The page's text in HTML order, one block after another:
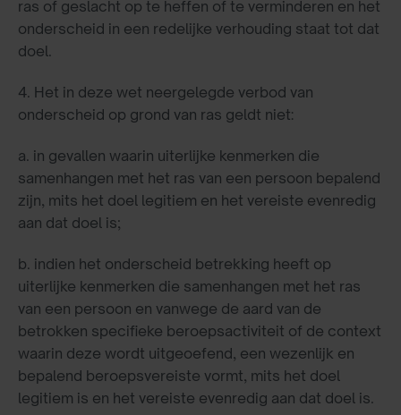
ras of geslacht op te heffen of te verminderen en het
onderscheid in een redelijke verhouding staat tot dat
doel.
4. Het in deze wet neergelegde verbod van
onderscheid op grond van ras geldt niet:
a. in gevallen waarin uiterlijke kenmerken die
samenhangen met het ras van een persoon bepalend
zijn, mits het doel legitiem en het vereiste evenredig
aan dat doel is;
b. indien het onderscheid betrekking heeft op
uiterlijke kenmerken die samenhangen met het ras
van een persoon en vanwege de aard van de
betrokken specifieke beroepsactiviteit of de context
waarin deze wordt uitgeoefend, een wezenlijk en
bepalend beroepsvereiste vormt, mits het doel
legitiem is en het vereiste evenredig aan dat doel is.